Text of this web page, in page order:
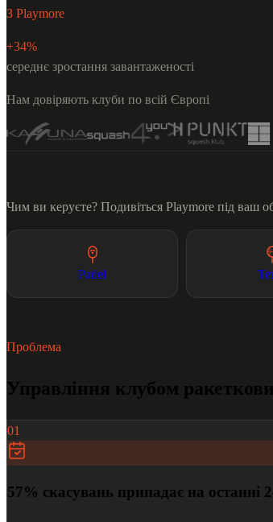
З Playmore
+34%
середнє зростання завантаженості
Нам довіряють клуби по всій Європі
Чим ви керуєте? Подивіться Playmore під ваш
Padel
Проблема
Управління клубом
01
57% скасувань припадає на останні